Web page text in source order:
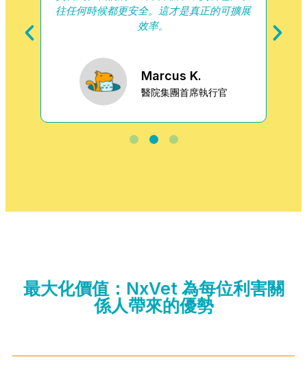
往任何時候都更安全。這才是真正的可擴展
效率。
Marcus K.
醫院集團首席執行官
最大化價值：NxVet 為每位利害關
係人帶來的優勢